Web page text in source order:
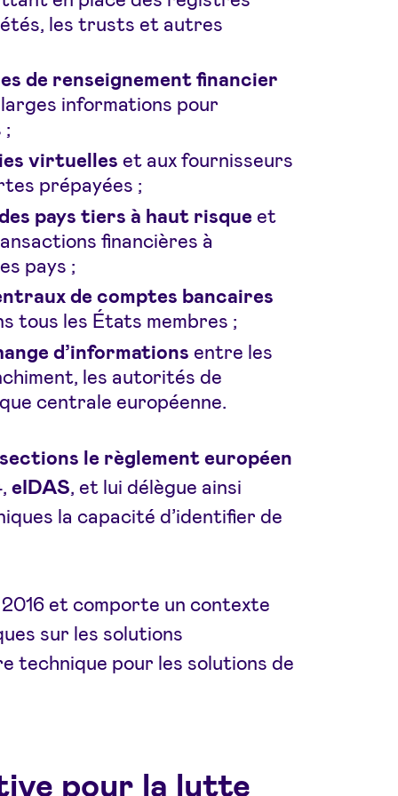
les trusts et autres
de renseignement financier
informations pour
;
virtuelles et aux fournisseurs
prépayées ;
pays tiers à haut risqueet
financières à
pays ;
de comptes bancaires
tous les États membres ;
d’informations entre les
les autorités de
centrale européenne.
le règlement européen
eIDAS, et lui délègue ainsi
la capacité d’identifier de
et comporte un contexte
sur les solutions
technique pour les solutions de
pour la lutte